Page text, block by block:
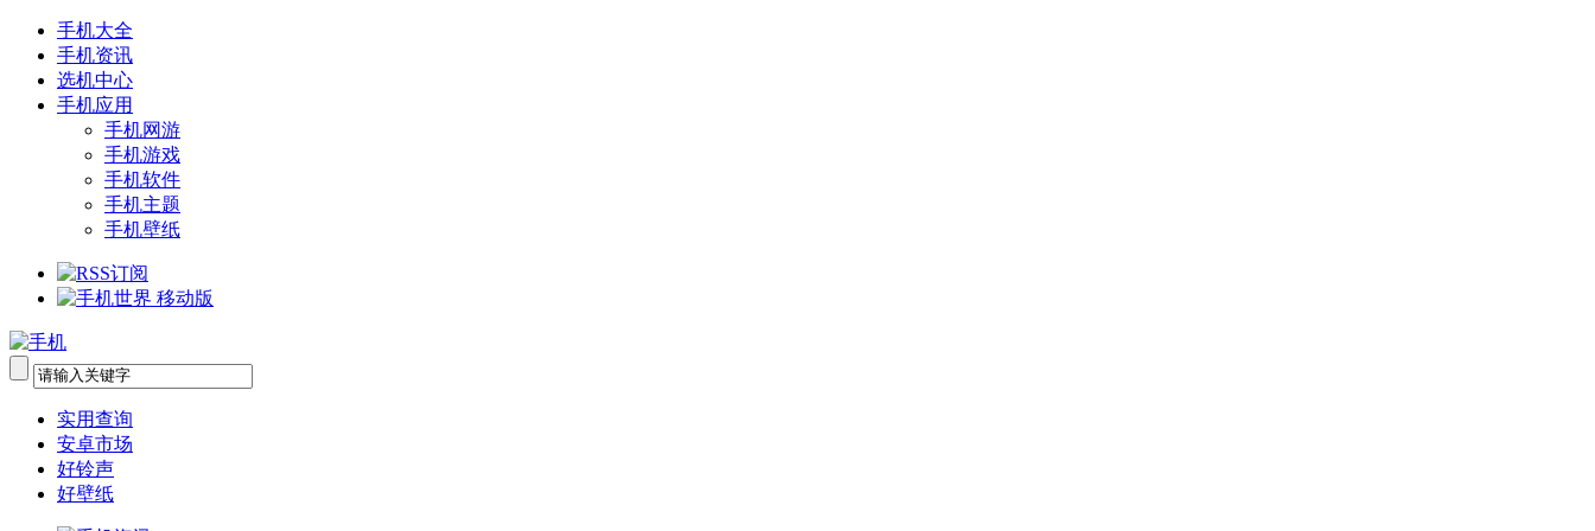
手机大全
手机资讯
选机中心
手机应用
手机网游
手机游戏
手机软件
手机主题
手机壁纸
实用查询
安卓市场
好铃声
好壁纸